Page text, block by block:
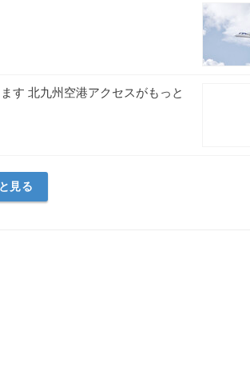
す 北九州空港アクセスがもっと
見る